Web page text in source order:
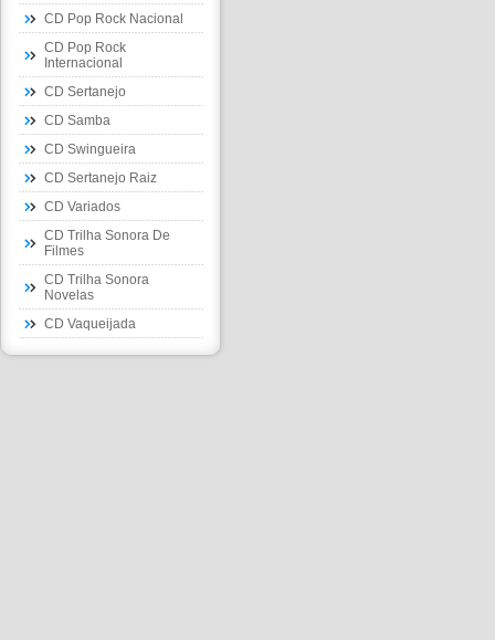
CD Pop Rock Nacional
CD Pop Rock
Internacional
CD Sertanejo
CD Samba
CD Swingueira
CD Sertanejo Raiz
CD Variados
CD Trilha Sonora De
Filmes
CD Trilha Sonora
Novelas
CD Vaqueijada